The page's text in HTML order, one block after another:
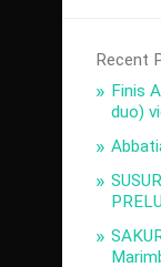
Recent
Finis
duo)